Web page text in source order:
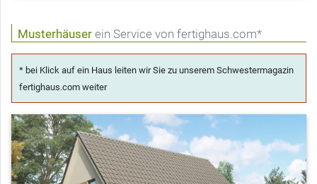
Musterhäuser ein Service von fertighaus.com*
* bei Klick auf ein Haus leiten wir Sie zu unserem Schwestermagazin
fertighaus.com weiter